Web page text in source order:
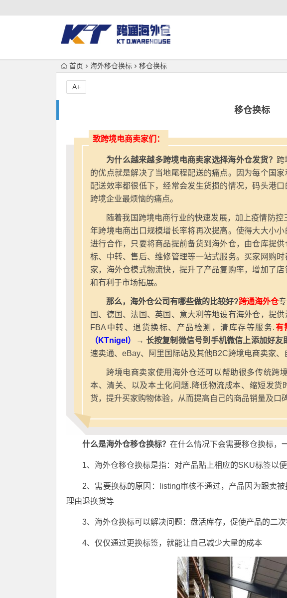
首页 海外移仓换标 移仓换标
移仓换标
A+
致跨境电商卖家们：
为什么越来越多跨境电商卖家选择海外仓发货？ 跨
的优点就是解决了当地尾程配送的痛点。因为每个国
配送效率都很低下，经常会发生货损的情况，码头港
跨境企业最烦恼的痛点。
随着我国跨境电商行业的快速发展，加上疫情防
年跨境电商出口规模增长率将再次提高。使得大大小
进行合作，只要将商品提前备货到海外仓，由仓库提
标、中转、售后、维修管理等一站式服务。买家网购
家，海外仓模式物流快，提升了产品复购率，增加了
和有利于市场拓展。
那么，海外仓公司有哪些做的比较好?跨通海外仓
国、德国、法国、英国、意大利等地设有海外仓，提
FBA中转、退货换标、产品检测，清库存等服务.有
（KTnigel）
→ 长按复制微信号到手机微信上添加好
速卖通、eBay、阿里国际站及其他B2C跨境电商卖家、
跨境电商卖家使用海外仓还可以帮助很多传统跨
本、清关、以及本土化问题.降低物流成本、缩短发货
货，提升买家购物体验，从而提高自己的商品销量及口
什么是海外仓移仓换标？ 在什么情况下会需要移仓换标，
1、海外仓移仓换标是指：对产品贴上相应的SKU标签以
2、需要换标的原因：listing审核不通过，产品因为跟卖
理由退换货等
3、海外仓换标可以解决问题：盘活库存，促使产品的二
4、仅仅通过更换标签，就能让自己减少大量的成本